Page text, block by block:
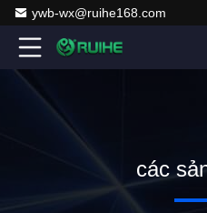
ywb-wx@ruihe168.com
các